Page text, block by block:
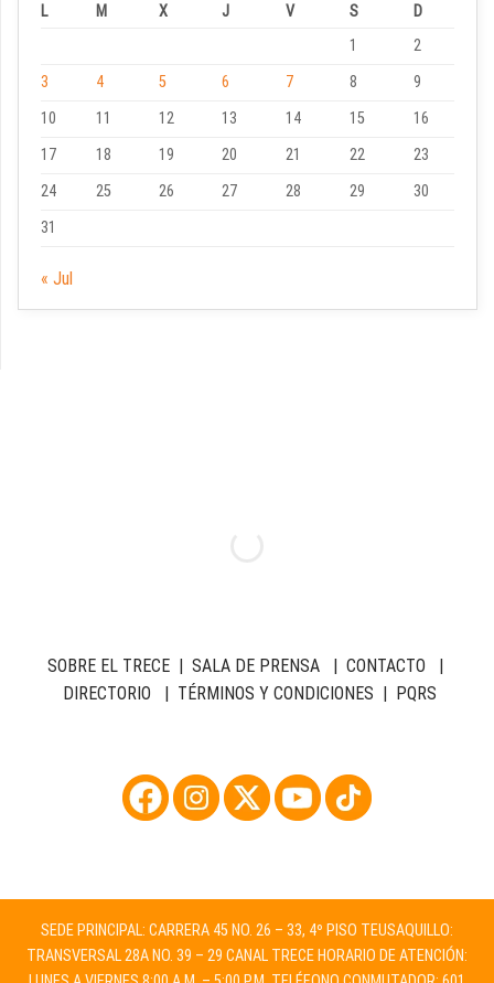
L M X J V S
D
1
2
3
4 5 6 7 8
9
10
11 12 13 14 15
16
17
18 19 20 21 22
23
24
25 26 27 28 29
30
31
« Jul
SOBRE EL TRECE| SALA DE PRENSA| CONTACTO |
DIRECTORIO | TÉRMINOS Y CONDICIONES | PQRS
SEDE PRINCIPAL: CARRERA 45 NO. 26 – 33, 4º PISO TEUSAQUILLO:
TRANSVERSAL 28A NO. 39 – 29 CANAL TRECE HORARIO DE ATENCIÓN: